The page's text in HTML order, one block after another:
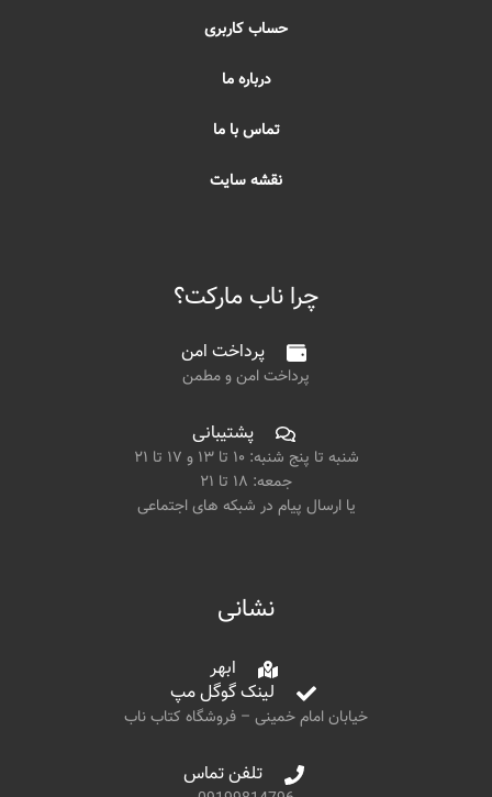
حساب کاربری
درباره ما
تماس با ما
نقشه سایت
چرا ناب مارکت؟
پرداخت امن
پرداخت امن و مطمن
پشتیبانی
شنبه تا پنج شنبه: ۱۰ تا ۱۳ و ۱۷ تا ۲۱
جمعه: ۱۸ تا ۲۱
یا ارسال پیام در شبکه های اجتماعی
نشانی
ابهر
لینک گوگل مپ
خیابان امام خمینی – فروشگاه کتاب ناب
تلفن تماس